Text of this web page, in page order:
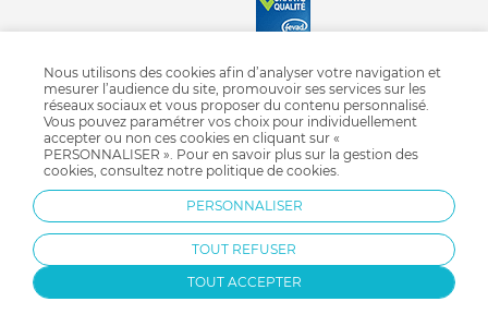
Nid d'ange Siege auto isofix Siege auto groupe 1 2 3
Siege auto groupe 1
Siege auto groupe 2 3
Siege auto groupe 0 1
Siege auto coque groupe 0
Siège auto i-size
Crash test siège auto 2018
Siège auto pivotant
Siège auto Bébé confort
Siège auto Britax
Protection par reCAPTCHA
Nous utilisons des cookies afin d’analyser votre navigation et
mesurer l’audience du site, promouvoir ses services sur les
réseaux sociaux et vous proposer du contenu personnalisé.
Vous pouvez paramétrer vos choix pour individuellement
accepter ou non ces cookies en cliquant sur «
PERSONNALISER ». Pour en savoir plus sur la gestion des
cookies, consultez notre politique de cookies.
PERSONNALISER
TOUT REFUSER
TOUT ACCEPTER